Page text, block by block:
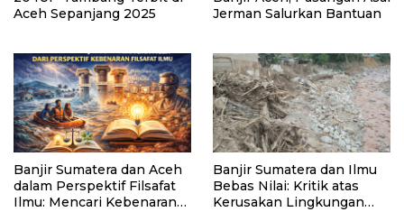
Aceh Sepanjang 2025
Jerman Salurkan Bantuan
Banjir Sumatera dan Aceh
dalam Perspektif Filsafat
Ilmu: Mencari Kebenaran
Banjir Sumatera dan Ilmu
Bebas Nilai: Kritik atas
Kerusakan Lingkungan